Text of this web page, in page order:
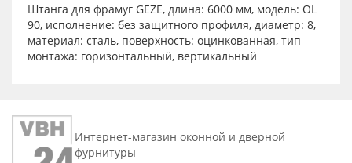
Штанга для фрамуг GEZE, длина: 6000 мм, модель: OL
90, исполнение: без защитного профиля, диаметр: 8,
материал: сталь, поверхность: оцинкованная, тип
монтажа: горизонтальный, вертикальный
Интернет-магазин оконной и дверной
фурнитуры